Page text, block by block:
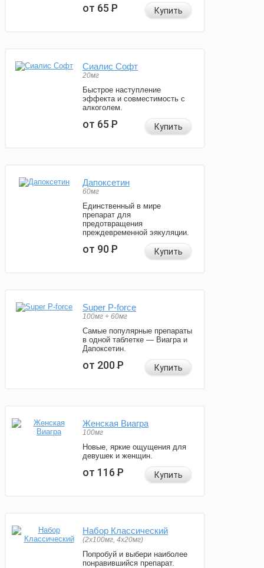
от 65Р Купить
Сиалис Софт
20мг
Быстрое наступление
эффекта и совместимость с
алкоголем.
от 65Р Купить
Дапоксетин
60мг
Единственный в мире
препарат для
предотвращения
преждевременной эякуляции.
от 90Р Купить
Super P-force
100мг + 60мг
Самые популярные препараты
в одной таблетке — Виагра и
Дапоксетин.
от 200Р Купить
Женская Виагра
100мг
Новые, яркие ощущения для
девушек и женщин.
от 116Р Купить
Набор Классический
(2x100мг, 4x20мг)
Попробуй и выбери наиболее
понравившийся препарат.